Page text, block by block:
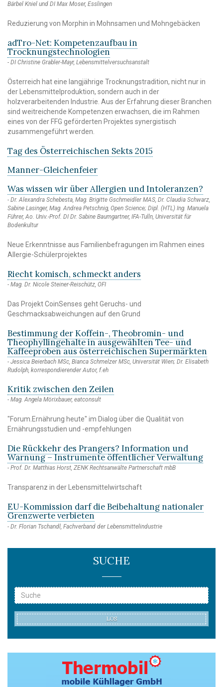
Bärbel Kniel und DI Max Moser, Esslingen
Reduzierung von Morphin in Mohnsamen und Mohngebäcken
adTro-Net: Kompetenzaufbau in
Trocknungstechnologien
DI Christine Grabler-Mayr, Lebensmittelversuchsanstalt
Österreich hat eine langjährige Trocknungstradition, nicht nur in
der Lebensmittelproduktion, sondern auch in der
holzverarbeitenden Industrie. Aus der Erfahrung dieser Branchen
sind weitreichende Kompetenzen erwachsen, die im Rahmen
eines von der FFG geförderten Projektes synergistisch
zusammengeführt werden.
Tag des Österreichischen Sekts 2015
Manner-Gleichenfeier
Was wissen wir über Allergien und Intoleranzen?
Dr. Alexandra Schebesta, Mag. Brigitte Gschmeidler MAS, Dr. Claudia Schwarz,
Sabine Lasinger, Mag. Andrea Petschnig, Open Science; Dipl. (HTL) Ing. Manuela
Führer, Ao. Univ.-Prof. DI Dr. Sabine Baumgartner, IFA-Tulln, Universität für
Bodenkultur
Neue Erkenntnisse aus Familienbefragungen im Rahmen eines
Allergie-Schülerprojektes
Riecht komisch, schmeckt anders
Mag. Dr. Nicole Steiner-Reischütz, OFI
Das Projekt CoinSenses geht Geruchs- und
Geschmacksabweichungen auf den Grund
Bestimmung der Koffein-, Theobromin- und
Theophyllingehalte in ausgewählten Tee- und
Kaffeeproben aus österreichischen Supermärkten
Jessica Beierbach MSc, Bianca Schmelzer MSc, Universität Wien; Dr. Elisabeth
Rudolph, korrespondierender Autor, f.eh
Kritik zwischen den Zeilen
Mag. Angela Mörixbauer, eatconsult
"Forum.Ernährung heute" im Dialog über die Qualität von
Ernährungsstudien und -empfehlungen
Die Rückkehr des Prangers? Information und
Warnung – Instrumente öffentlicher Verwaltung
Prof. Dr. Matthias Horst, ZENK Rechtsanwälte Partnerschaft mbB
Transparenz in der Lebensmittelwirtschaft
EU-Kommission darf die Beibehaltung nationaler
Grenzwerte verbieten
Dr. Florian Tschandl, Fachverband der Lebensmittelindustrie
SUCHE
LOS